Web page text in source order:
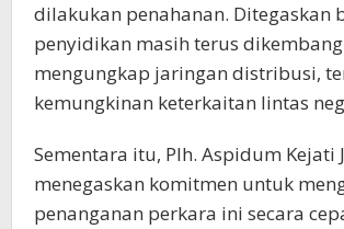
dilakukan penahanan. Ditegaskan
penyidikan masih terus
mengungkap jaringan distribusi,
kemungkinan keterkaitan lintas
Sementara itu, Plh. Aspidum Kejati
menegaskan komitmen untuk
penanganan perkara ini secara